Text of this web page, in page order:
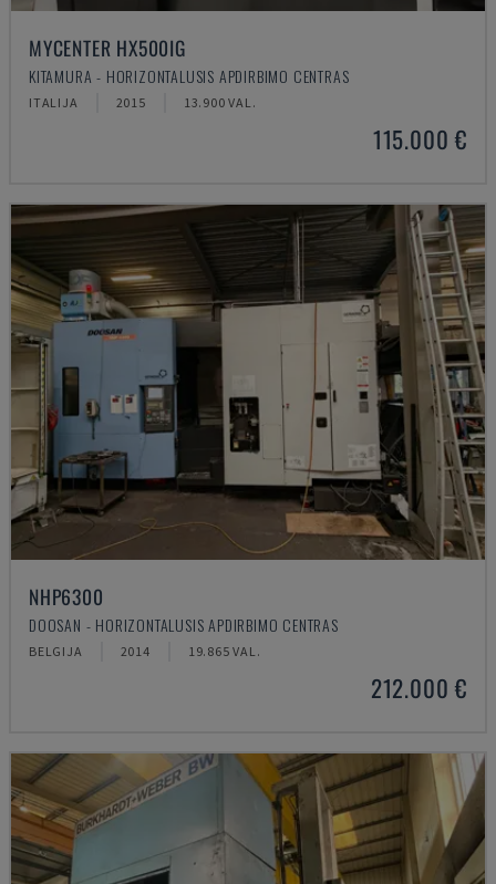
MYCENTER HX500IG
KITAMURA - HORIZONTALUSIS APDIRBIMO CENTRAS
ITALIJA 2015 13.900 VAL.
115.000 €
NHP6300
DOOSAN - HORIZONTALUSIS APDIRBIMO CENTRAS
BELGIJA 2014 19.865 VAL.
212.000 €